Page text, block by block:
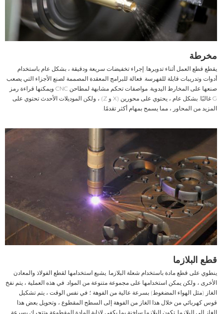
مخرطة
يقطع قطع العمل أثناء تدويرها. إجراء تخفيضات سريعة ودقيقة ، بشكل عام باستخدام
أدوات وتدريبات قابلة للفهرسة. فعالة للبرامج المعقدة المصممة لصنع الأجزاء التي يصعب
صنعها على المخارط اليدوية. مواصفات تحكم مشابهة لمطاحن CNC ويمكنها قراءة رمز
G غالبًا. بشكل عام ، يحتوي على محورين (X و Z) ، ولكن الموديلات الأحدث تحتوي على
المزيد من المحاور ، مما يسمح بمهام أكثر تقدمًا.
قطع البلازما
ينطوي على قطع مادة باستخدام شعلة البلازما. يشيع استخدامها لقطع الفولاذ والمعادن
الأخرى ، ولكن يمكن استخدامها على مجموعة متنوعة من المواد. في هذه العملية ، يتم نفخ
الغاز (مثل الهواء المضغوط) بسرعة عالية من الفوهة ؛ في نفس الوقت ، يتم تشكيل
قوس كهربائي من خلال هذا الغاز من الفوهة إلى السطح المقطوع ، وتحويل بعض هذا
الغاز إلى البلازما. تكون البلازما ساخنة بما يكفي لإذابة المادة المقطوعة وتتحرك بسرعة